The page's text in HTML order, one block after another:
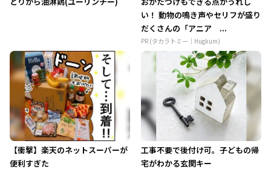
い！ 動物の鳴き声やセリフが盛り
だくさんの「アニア ...
PR (タカラトミー｜Hugkum)
【衝撃】楽天のネットスーパーが
便利すぎた
工事不要で後付け可。子どもの帰
宅がわかる玄関キー